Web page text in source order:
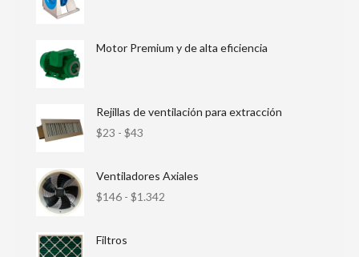
Motor Premium y de alta eficiencia
Rejillas de ventilación para extracción
$23 - $43
Ventiladores Axiales
$146 - $1.342
Filtros